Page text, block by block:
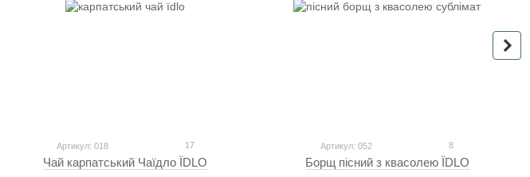
Артикул: 018 17
Чай карпатський Чаїдло ЇDLO
Артикул: 052 8
Борщ пісний з квасолею ЇDLO